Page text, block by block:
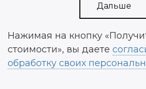
Дальше
Нажимая на кнопку
стоимости», вы даете
обработку своих